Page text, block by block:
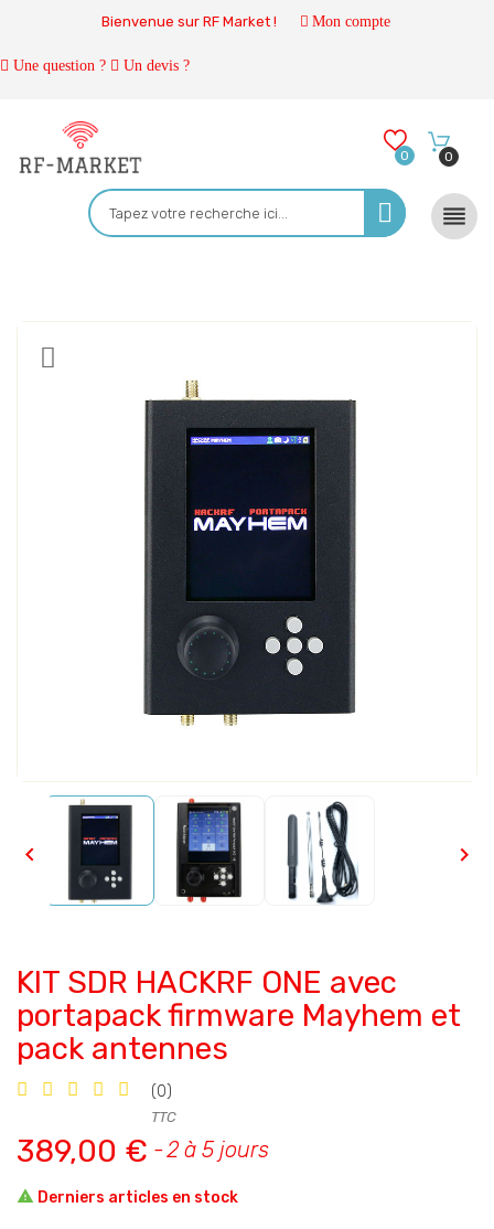
Bienvenue sur RF Market ! Mon compte
Une question ? Un devis ?
0 0

 
KIT SDR HACKRF ONE avec
portapack firmware Mayhem et
pack antennes
(0)
389,00 €
TTC
2 à 5 jours
 Derniers articles en stock